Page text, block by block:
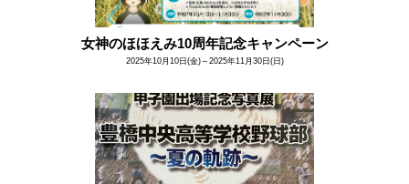
女神のほほえみ10周年記念キャンペーン
2025年10月10日(金)～2025年11月30日(日)